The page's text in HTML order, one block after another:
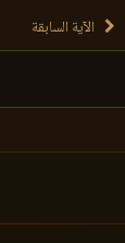
الآية السابقة